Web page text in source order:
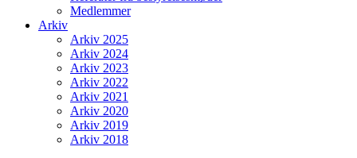
Medlemmer
Arkiv
Arkiv 2025
Arkiv 2024
Arkiv 2023
Arkiv 2022
Arkiv 2021
Arkiv 2020
Arkiv 2019
Arkiv 2018